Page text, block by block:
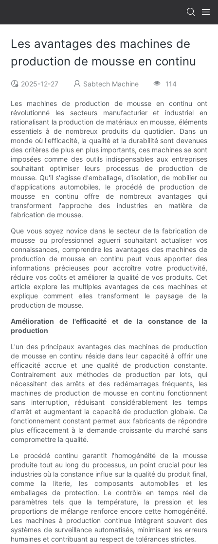
Les avantages des machines de
production de mousse en continu
2025-12-27 Sabtech Machine 114
Les machines de production de mousse en continu ont
révolutionné les secteurs manufacturier et industriel en
rationalisant la production de matériaux en mousse, éléments
essentiels à de nombreux produits du quotidien. Dans un
monde où l'efficacité, la qualité et la durabilité sont devenues
des critères de plus en plus importants, ces machines se sont
imposées comme des outils indispensables aux entreprises
souhaitant optimiser leurs processus de production de
mousse. Qu'il s'agisse d'emballage, d'isolation, de mobilier ou
d'applications automobiles, le procédé de production de
mousse en continu offre de nombreux avantages qui
transforment l'approche des industries en matière de
fabrication de mousse.
Que vous soyez novice dans le secteur de la fabrication de
mousse ou professionnel aguerri souhaitant actualiser vos
connaissances, comprendre les avantages des machines de
production de mousse en continu peut vous apporter des
informations précieuses pour accroître votre productivité,
réduire vos coûts et améliorer la qualité de vos produits. Cet
article explore les multiples avantages de ces machines et
explique comment elles transforment le paysage de la
production de mousse.
Amélioration de l'efficacité et de la constance de la
production
L'un des principaux avantages des machines de production
de mousse en continu réside dans leur capacité à offrir une
efficacité accrue et une qualité de production constante.
Contrairement aux méthodes de production par lots, qui
nécessitent des arrêts et des redémarrages fréquents, les
machines de production de mousse en continu fonctionnent
sans interruption, réduisant considérablement les temps
d'arrêt et augmentant la capacité de production globale. Ce
fonctionnement constant permet aux fabricants de répondre
plus efficacement à la demande croissante du marché sans
compromettre la qualité.
Le procédé continu garantit l'homogénéité de la mousse
produite tout au long du processus, un point crucial pour les
industries où la constance influe sur la qualité du produit final,
comme la literie, les composants automobiles et les
emballages de protection. Le contrôle en temps réel de
paramètres tels que la température, la pression et les
proportions de mélange renforce encore cette homogénéité.
Les machines à production continue intègrent souvent des
systèmes de surveillance automatisés, minimisant les erreurs
humaines et contribuant au respect de tolérances strictes.